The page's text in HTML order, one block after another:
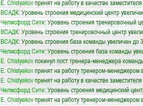
E. Chistyakovпринят на работу в качестве
ВСАДК: Уровень строения медицинский центр
Челмсфорд Сити: Уровень строения тренировочный
ВСАДК: Уровень строения тренировочный центр
ВСАДК: Уровень строения база команды увеличен до
Челмсфорд Сити: Уровень строения база команды
E. Chistyakovпокинул пост тренера-менеджера
E. Chistyakovпринят на работу тренером-менеджером
E. Chistyakovпринят на работу в качестве
Челмсфорд Сити: Уровень строения медицинский
E. Chistyakovпринят на работу тренером-менеджером